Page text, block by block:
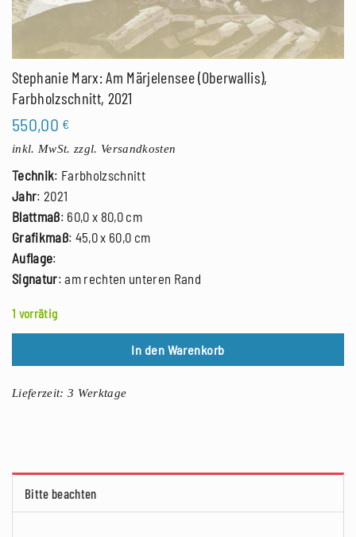
Stephanie Marx: Am Märjelensee (Oberwallis),
Farbholzschnitt, 2021
550,00 €
inkl. MwSt. zzgl. Versandkosten
Technik: Farbholzschnitt
Jahr: 2021
Blattmaß: 60,0 x 80,0 cm
Grafikmaß: 45,0 x 60,0 cm
Auflage:
Signatur: am rechten unteren Rand
1 vorrätig
In den Warenkorb
Lieferzeit:3 Werktage
Bitte beachten